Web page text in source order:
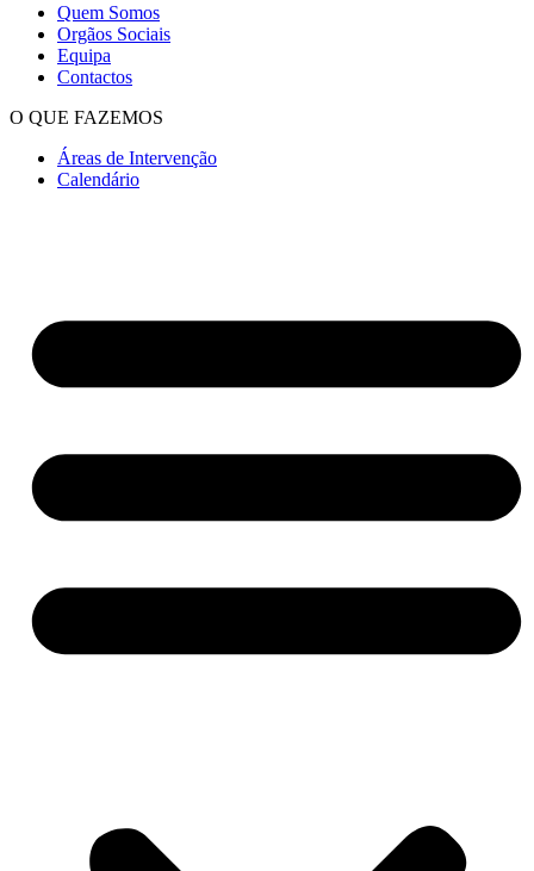
Quem Somos
Orgãos Sociais
Equipa
Contactos
O QUE FAZEMOS
Áreas de Intervenção
Calendário